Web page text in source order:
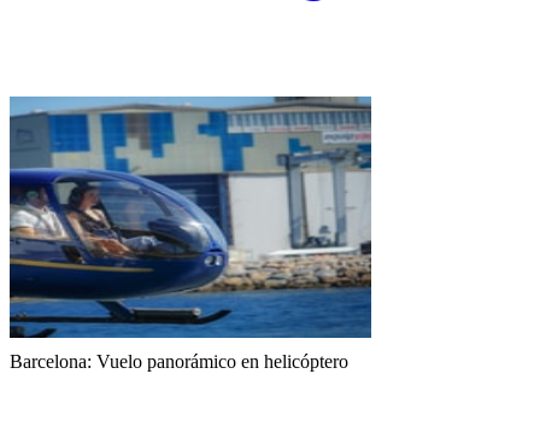
Barcelona: Vuelo panorámico en helicóptero